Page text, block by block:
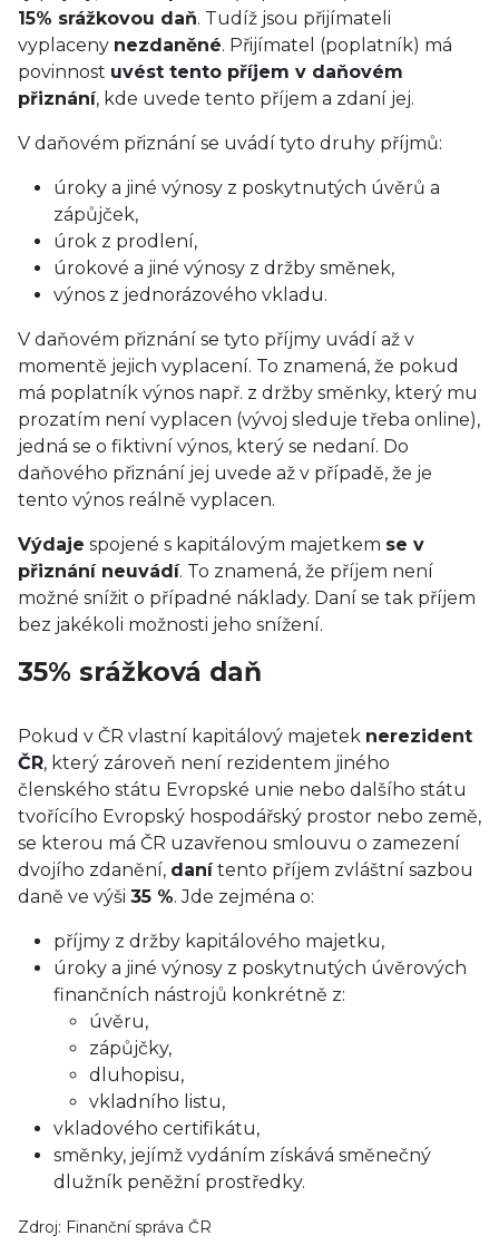
15% srážkovou daň. Tudíž jsou přijímateli
vyplaceny nezdaněné. Přijímatel (poplatník) má
povinnost uvést tento příjem v daňovém
přiznání, kde uvede tento příjem a zdaní jej.
V daňovém přiznání se uvádí tyto druhy příjmů:
úroky a jiné výnosy z poskytnutých úvěrů a
zápůjček,
úrok z prodlení,
úrokové a jiné výnosy z držby směnek,
výnos z jednorázového vkladu.
V daňovém přiznání se tyto příjmy uvádí až v
momentě jejich vyplacení. To znamená, že pokud
má poplatník výnos např. z držby směnky, který mu
prozatím není vyplacen (vývoj sleduje třeba online),
jedná se o fiktivní výnos, který se nedaní. Do
daňového přiznání jej uvede až v případě, že je
tento výnos reálně vyplacen.
Výdaje spojené s kapitálovým majetkem se v
přiznání neuvádí. To znamená, že příjem není
možné snížit o případné náklady. Daní se tak příjem
bez jakékoli možnosti jeho snížení.
35% srážková daň
Pokud v ČR vlastní kapitálový majetek nerezident
ČR, který zároveň není rezidentem jiného
členského státu Evropské unie nebo dalšího státu
tvořícího Evropský hospodářský prostor nebo země,
se kterou má ČR uzavřenou smlouvu o zamezení
dvojího zdanění, danítento příjem zvláštní sazbou
daně ve výši 35 %. Jde zejména o:
příjmy z držby kapitálového majetku,
úroky a jiné výnosy z poskytnutých úvěrových
finančních nástrojů konkrétně z:
úvěru,
zápůjčky,
dluhopisu,
vkladního listu,
vkladového certifikátu,
směnky, jejímž vydáním získává směnečný
dlužník peněžní prostředky.
Zdroj: Finanční správa ČR